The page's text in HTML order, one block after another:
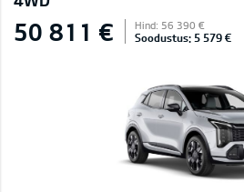
50 811 € Hind: 56 390 €
Soodustus: 5 579 €